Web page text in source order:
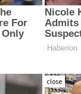
close